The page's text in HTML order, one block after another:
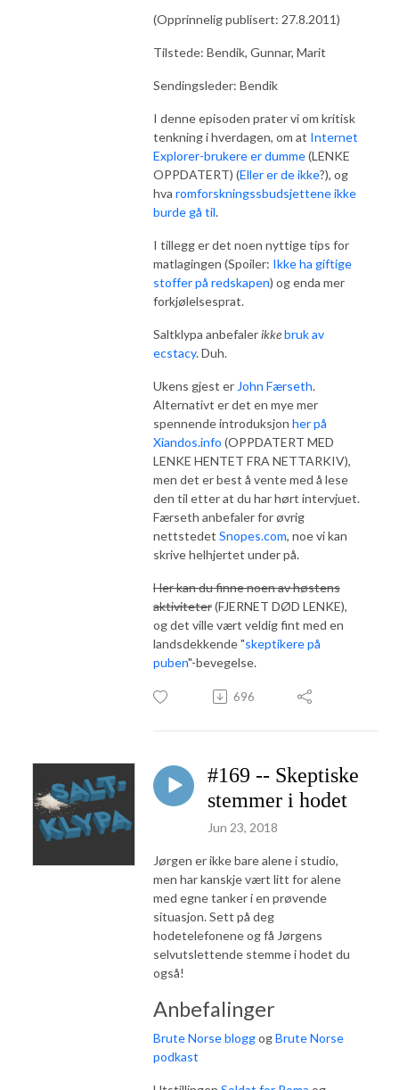
(Opprinnelig publisert: 27.8.2011)
Tilstede: Bendik, Gunnar, Marit
Sendingsleder: Bendik
I denne episoden prater vi om kritisk
tenkning i hverdagen, om at Internet
Explorer-brukere er dumme(LENKE
OPPDATERT) (Eller er de ikke?), og
hva romforskningssbudsjettene ikke
burde gå til.
I tillegg er det noen nyttige tips for
matlagingen (Spoiler: Ikke ha giftige
stoffer på redskapen) og enda mer
forkjølelsesprat.
Saltklypa anbefalerikkebruk av
ecstacy. Duh.
Ukens gjest er John Færseth.
Alternativt er det en mye mer
spennende introduksjon her på
Xiandos.info (OPPDATERT MED
LENKE HENTET FRA NETTARKIV),
men det er best å vente med å lese
den til etter at du har hørt intervjuet.
Færseth anbefaler for øvrig
nettstedet Snopes.com, noe vi kan
skrive helhjertet under på.
Her kan du finne noen av høstens
aktiviteter(FJERNET DØD LENKE),
og det ville vært veldig fint med en
landsdekkende "skeptikere på
puben"-bevegelse.
696
#169 -- Skeptiske
stemmer i hodet
Jun 23, 2018
Jørgen er ikke bare alene i studio,
men har kanskje vært litt for alene
med egne tanker i en prøvende
situasjon. Sett på deg
hodetelefonene og få Jørgens
selvutslettende stemme i hodet du
også!
Anbefalinger
Brute Norse bloggogBrute Norse
podkast